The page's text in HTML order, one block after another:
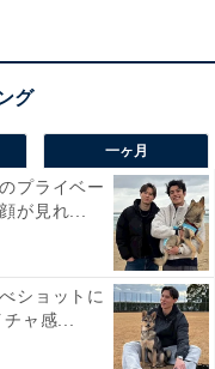
一ヶ月
プライベー
が見れ...
ショットに
チャ感...